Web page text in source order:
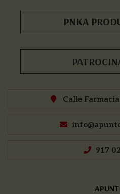
PNKA
Calle
917